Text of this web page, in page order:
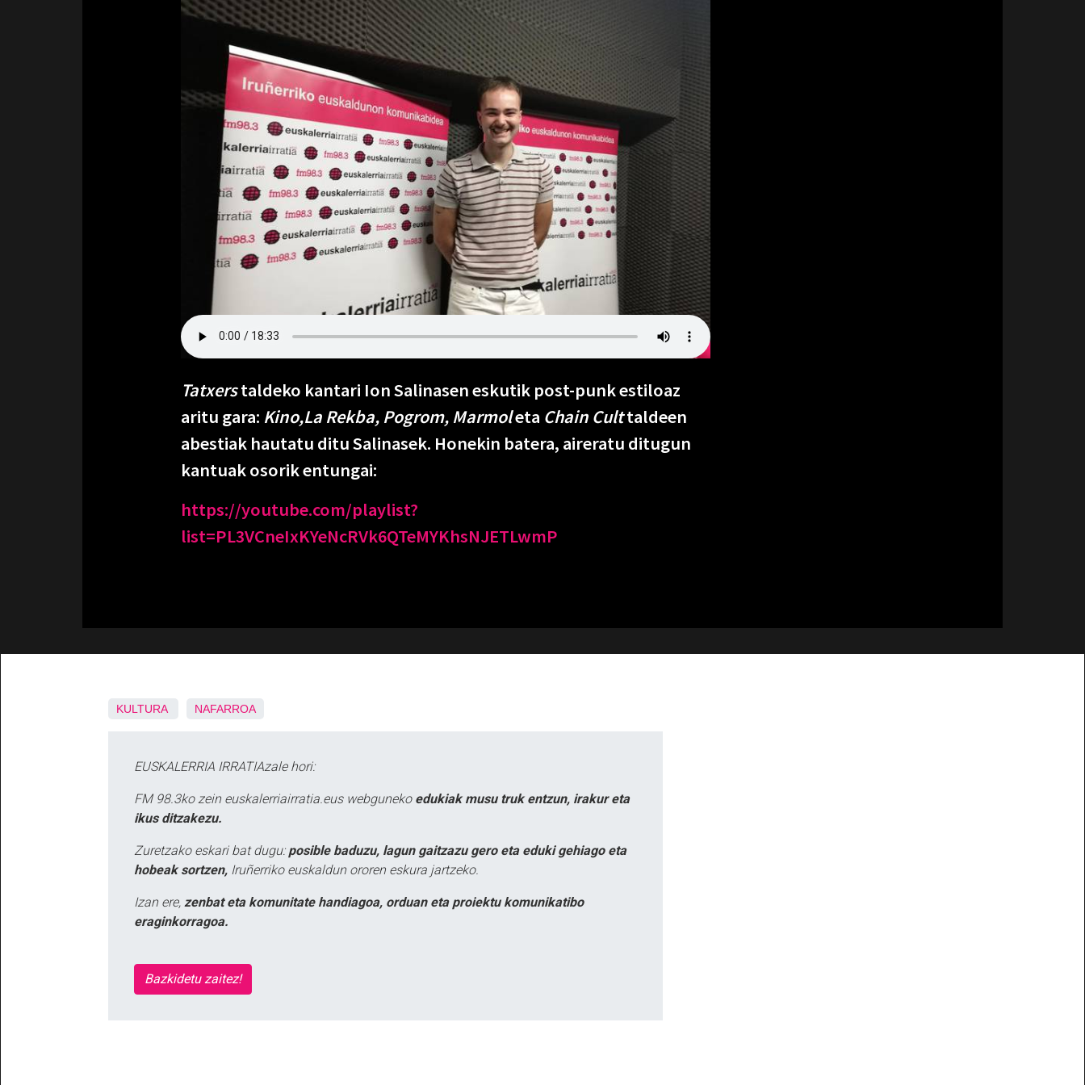
Tatxerstaldeko kantari Ion Salinasen eskutik post-punk estiloaz
aritu gara: Kino,La Rekba, Pogrom, Marmoleta Chain Culttaldeen
abestiak hautatu ditu Salinasek. Honekin batera, aireratu ditugun
kantuak osorik entungai:
https://youtube.com/playlist?
list=PL3VCneIxKYeNcRVk6QTeMYKhsNJETLwmP
KULTURA NAFARROA
EUSKALERRIA IRRATIAzale hori:
FM 98.3ko zein euskalerriairratia.eus webguneko edukiak musu truk entzun, irakur eta
ikus ditzakezu.
Zuretzako eskari bat dugu: posible baduzu, lagun gaitzazu gero eta eduki gehiago eta
hobeak sortzen, Iruñerriko euskaldun ororen eskura jartzeko.
Izan ere, zenbat eta komunitate handiagoa, orduan eta proiektu komunikatibo
eraginkorragoa.
Bazkidetu zaitez!